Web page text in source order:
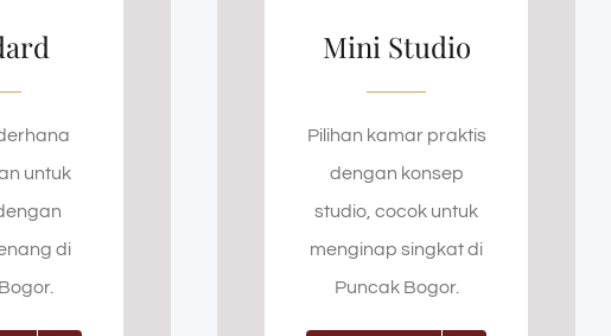
untuk
di
Mini Studio
Pilihan kamar praktis
dengan konsep
studio, cocok untuk
menginap singkat di
Puncak Bogor.